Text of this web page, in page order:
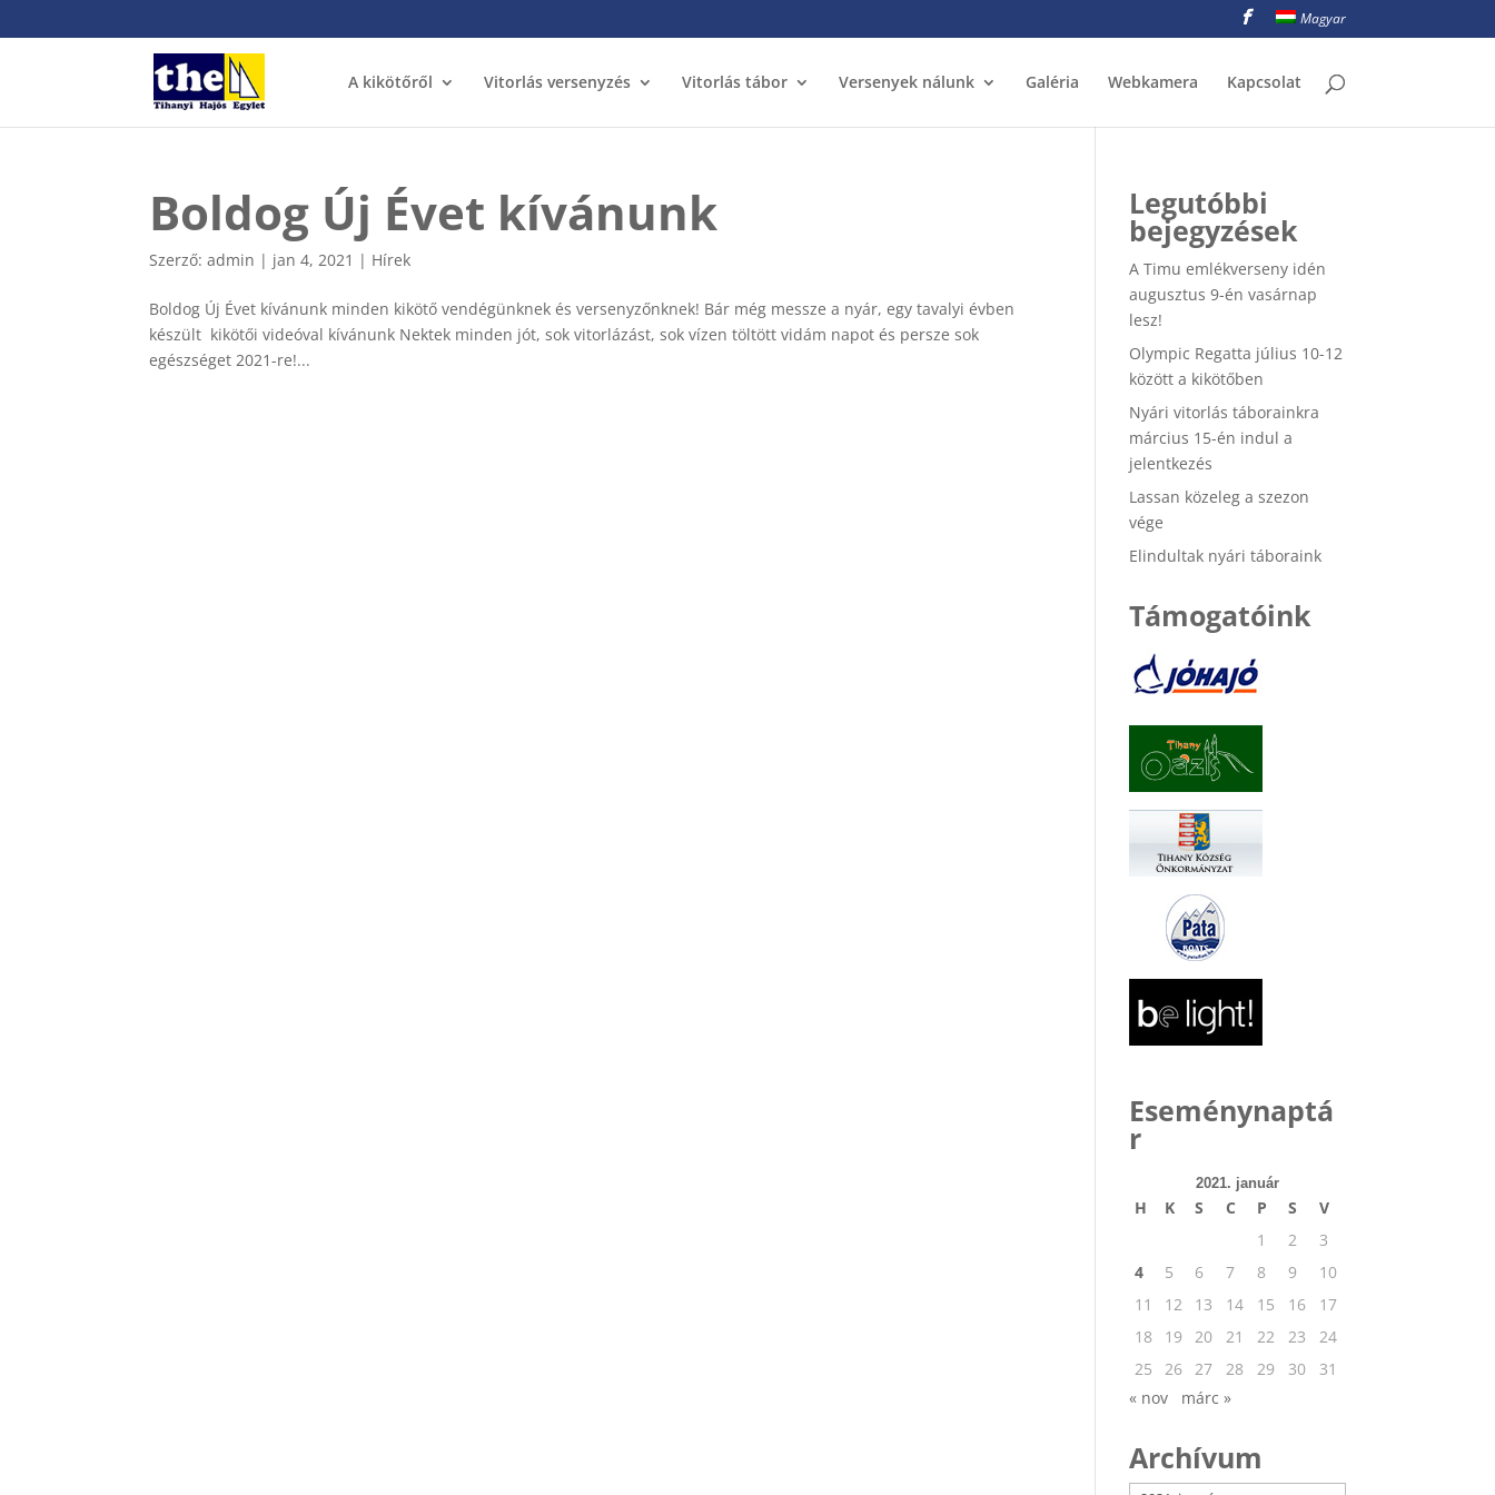
Magyar
A kikötőről Vitorlás versenyzés Vitorlás tábor Versenyek nálunk Galéria Webkamera Kapcsolat
Boldog Új Évet kívánunk
Szerző:admin | jan 4, 2021 | Hírek
Boldog Új Évet kívánunk minden kikötő vendégünknek és versenyzőnknek! Bár még messze a nyár, egy tavalyi évben
készült kikötői videóval kívánunk Nektek minden jót, sok vitorlázást, sok vízen töltött vidám napot és persze sok
egészséget 2021-re!...
Legutóbbi
bejegyzések
A Timu emlékverseny idén
augusztus 9-én vasárnap
lesz!
Olympic Regatta július 10-12
között a kikötőben
Nyári vitorlás táborainkra
március 15-én indul a
jelentkezés
Lassan közeleg a szezon
vége
Elindultak nyári táboraink
Támogatóink
Eseménynaptá
r
2021. január
H K S C P S
V
1
2
3
4
5 6 7 8 9
10
11
12 13 14 15 16
17
18
19 20 21 22 23
24
25
26 27 28 29 30
31
« nov
márc »
Archívum